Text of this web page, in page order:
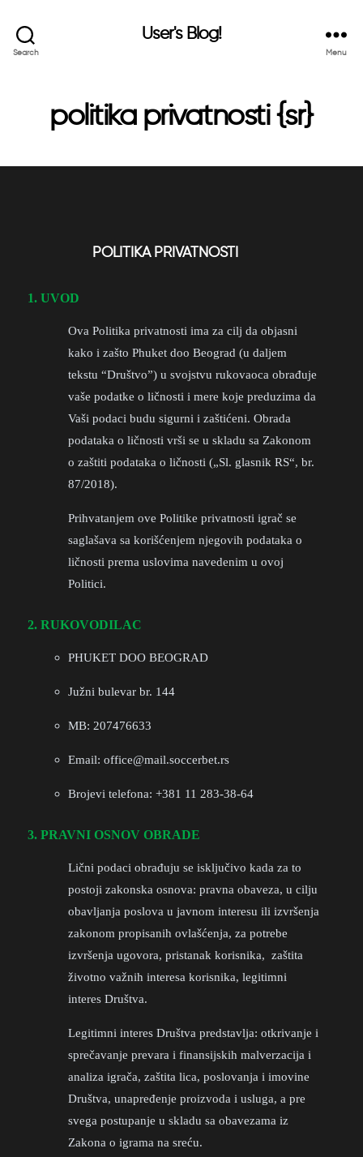
Search
User's Blog!
Menu
politika privatnosti {sr}
POLITIKA PRIVATNOSTI
1. UVOD
Ova Politika privatnosti ima za cilj da objasni
kako i zašto Phuket doo Beograd (u daljem
tekstu “Društvo”) u svojstvu rukovaoca obrađuje
vaše podatke o ličnosti i mere koje preduzima da
Vaši podaci budu sigurni i zaštićeni. Obrada
podataka o ličnosti vrši se u skladu sa Zakonom
o zaštiti podataka o ličnosti („Sl. glasnik RS“, br.
87/2018).
Prihvatanjem ove Politike privatnosti igrač se
saglašava sa korišćenjem njegovih podataka o
ličnosti prema uslovima navedenim u ovoj
Politici.
2. RUKOVODILAC
PHUKET DOO BEOGRAD
Južni bulevar br. 144
MB: 207476633
Email: office@mail.soccerbet.rs
Brojevi telefona: +381 11 283-38-64
3. PRAVNI OSNOV OBRADE
Lični podaci obrađuju se isključivo kada za to
postoji zakonska osnova: pravna obaveza, u cilju
obavljanja poslova u javnom interesu ili izvršenja
zakonom propisanih ovlašćenja, za potrebe
izvršenja ugovora, pristanak korisnika, zaštita
životno važnih interesa korisnika, legitimni
interes Društva.
Legitimni interes Društva predstavlja: otkrivanje i
sprečavanje prevara i finansijskih malverzacija i
analiza igrača, zaštita lica, poslovanja i imovine
Društva, unapređenje proizvoda i usluga, a pre
svega postupanje u skladu sa obavezama iz
Zakona o igrama na sreću.